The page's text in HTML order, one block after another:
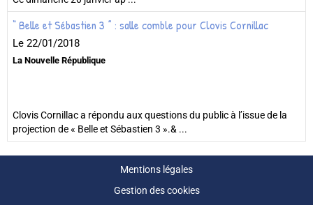
“ Belle et Sébastien 3 ” : salle comble pour Clovis Cornillac
Le 22/01/2018
La Nouvelle République
Clovis Cornillac a répondu aux questions du public à l’issue de la
projection de « Belle et Sébastien 3 ».& ...
Mentions légales
Gestion des cookies